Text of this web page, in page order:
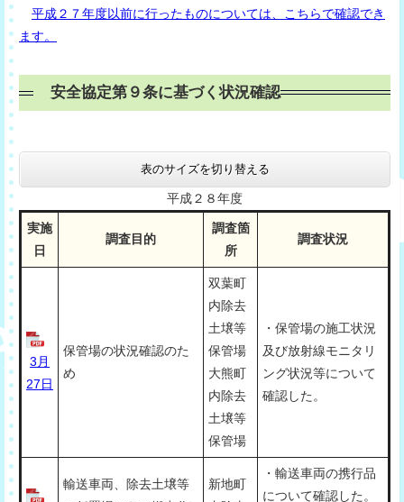
平成２７年度以前に行ったものについては、こちらで確認でき
ます。
安全協定第９条に基づく状況確認
表のサイズを切り替える
平成２８年度
実施
日
調査目的
調査箇
所
調査状況
3月
27日
保管場の状況確認のた
め
双葉町
内除去
土壌等
保管場
大熊町
内除去
土壌等
保管場
・保管場の施工状況
及び放射線モニタリ
ング状況等について
確認した。
輸送車両、除去土壌等
新地町
・輸送車両の携行品
について確認した。